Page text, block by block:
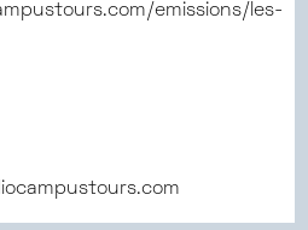
emissions/les-